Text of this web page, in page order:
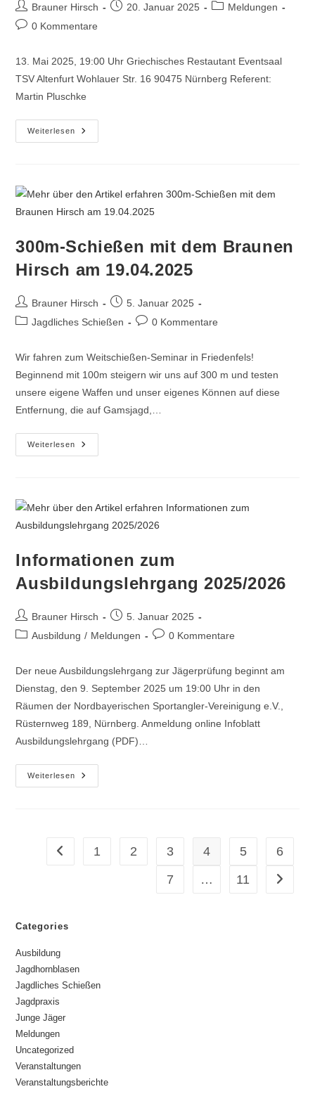
Brauner Hirsch 20. Januar 2025
Meldungen
0 Kommentare
13. Mai 2025, 19:00 Uhr Griechisches Restautant Eventsaal
TSV Altenfurt Wohlauer Str. 16 90475 Nürnberg Referent:
Martin Pluschke
Weiterlesen
300m-Schießen mit dem Braunen
Hirsch am 19.04.2025
Brauner Hirsch
5. Januar 2025
Jagdliches Schießen
0 Kommentare
Wir fahren zum Weitschießen-Seminar in Friedenfels!
Beginnend mit 100m steigern wir uns auf 300 m und testen
unsere eigene Waffen und unser eigenes Können auf diese
Entfernung, die auf Gamsjagd,…
Weiterlesen
Informationen zum
Ausbildungslehrgang 2025/2026
Brauner Hirsch
5. Januar 2025
Ausbildung / Meldungen 0 Kommentare
Der neue Ausbildungslehrgang zur Jägerprüfung beginnt am
Dienstag, den 9. September 2025 um 19:00 Uhr in den
Räumen der Nordbayerischen Sportangler-Vereinigung e.V.,
Rüsternweg 189, Nürnberg. Anmeldung online Infoblatt
Ausbildungslehrgang (PDF)…
Weiterlesen
1 2 3 4 5
6
7
… 11
Categories
Ausbildung
Jagdhornblasen
Jagdliches Schießen
Jagdpraxis
Junge Jäger
Meldungen
Uncategorized
Veranstaltungen
Veranstaltungsberichte